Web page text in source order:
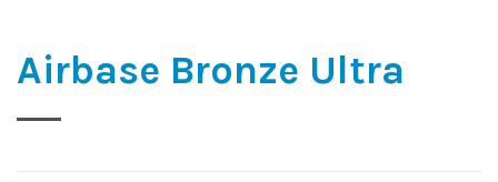
Airbase Bronze Ultra